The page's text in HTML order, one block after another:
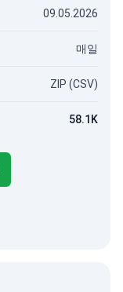
09.05.2026
매일
ZIP (CSV)
58.1K